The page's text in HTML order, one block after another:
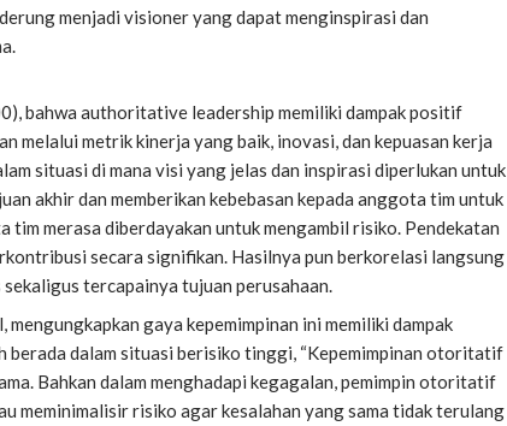
menjadi visioner yang dapat menginspirasi dan
bahwa authoritative leadership memiliki dampak positif
melalui metrik kinerja yang baik, inovasi, dan kepuasan kerja
situasi di mana visi yang jelas dan inspirasi diperlukan untuk
akhir dan memberikan kebebasan kepada anggota tim untuk
merasa diberdayakan untuk mengambil risiko. Pendekatan
secara signifikan. Hasilnya pun berkorelasi langsung
tercapainya tujuan perusahaan.
gaya kepemimpinan ini memiliki dampak
berada dalam situasi berisiko tinggi, “Kepemimpinan otoritatif
Bahkan dalam menghadapi kegagalan, pemimpin otoritatif
meminimalisir risiko agar kesalahan yang sama tidak terulang